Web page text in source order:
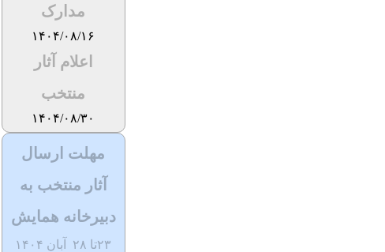
مدارک
۱۴۰۴/۰۸/۱۶
اعلام آثار
منتخب
۱۴۰۴/۰۸/۳۰
مهلت ارسال
آثار منتخب به
دبیرخانه همایش
۲۳تا ۲۸ آبان ۱۴۰۴